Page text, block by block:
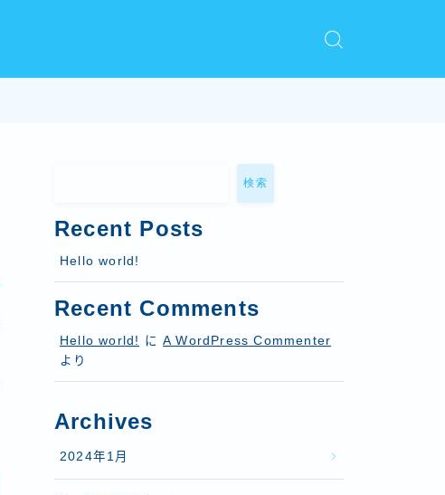
検索
Recent Posts
Hello world!
Recent Comments
Hello world! にA WordPress Commenter
より
Archives
2024年1月